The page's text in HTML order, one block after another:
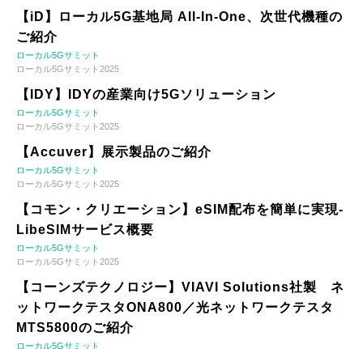
【iD】ローカル5G基地局 All-In-One、次世代機種の
ご紹介
ローカル5Gサミット
ローカル5Gサミット2025
【IDY】IDYの産業向け5Gソリューション
ローカル5Gサミット
ローカル5Gサミット2025
【Accuver】展示製品のご紹介
ローカル5Gサミット
ローカル5Gサミット2025
【コモン・クリエーション】eSIM配布を簡単に実現-
LibeSIMサービス概要
ローカル5Gサミット
ローカル5Gサミット2025
【コーンズテクノロジー】VIAVI Solutions社製 ネ
ットワークテスタONA800／光ネットワークテスタ
MTS5800のご紹介
ローカル5Gサミット